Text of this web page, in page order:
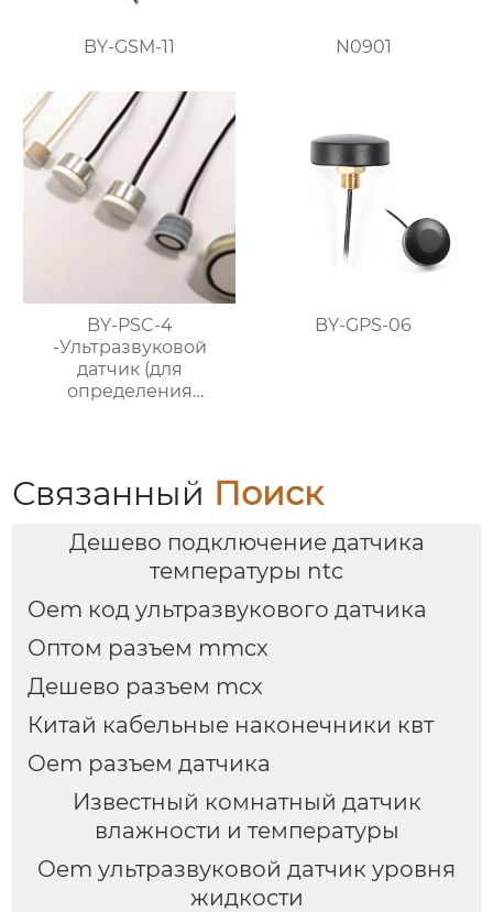
BY-GSM-11 N0901
BY-PSC-4
-Ультразвуковой
датчик (для
определения
BY-GPS-06
Связанный Поиск
Дешево подключение датчика
температуры ntc
Oem код ультразвукового датчика
Оптом разъем mmcx
Дешево разъем mcx
Китай кабельные наконечники квт
Oem разъем датчика
Известный комнатный датчик
влажности и температуры
Oem ультразвуковой датчик уровня
жидкости